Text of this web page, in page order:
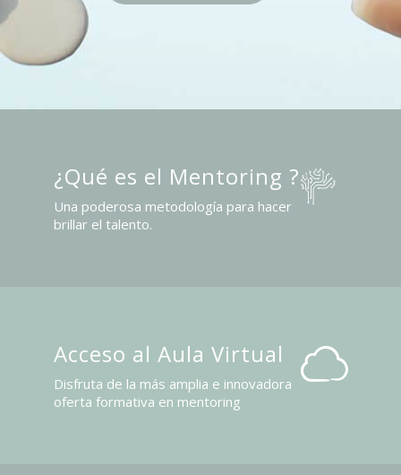
¿Qué es el Mentoring ?
Una poderosa metodología para hacer
brillar el talento.
Acceso al Aula Virtual
Disfruta de la más amplia e innovadora
oferta formativa en mentoring